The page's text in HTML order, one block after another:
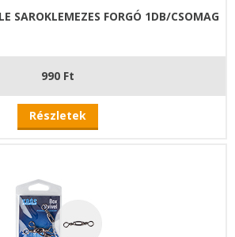
SAROKLEMEZES FORGÓ 1DB/CSOMAG
990 Ft
Részletek